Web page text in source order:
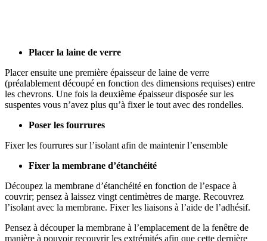
Placer la laine de verre
Placer ensuite une première épaisseur de laine de verre
(préalablement découpé en fonction des dimensions requises) entre
les chevrons. Une fois la deuxième épaisseur disposée sur les
suspentes vous n’avez plus qu’à fixer le tout avec des rondelles.
Poser les fourrures
Fixer les fourrures sur l’isolant afin de maintenir l’ensemble
Fixer la membrane d’étanchéité
Découpez la membrane d’étanchéité en fonction de l’espace à
couvrir; pensez à laissez vingt centimètres de marge. Recouvrez
l’isolant avec la membrane. Fixer les liaisons à l’aide de l’adhésif.
Pensez à découper la membrane à l’emplacement de la fenêtre de
manière à pouvoir recouvrir les extrémités afin que cette dernière